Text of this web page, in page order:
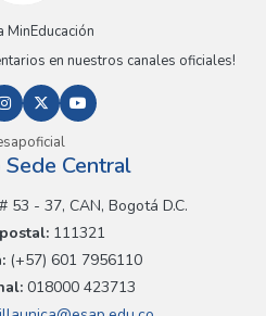
MinEducación
en nuestros canales oficiales!
Central
53 - 37, CAN, Bogotá D.C.
111321
(+57) 601 7956110
018000 423713